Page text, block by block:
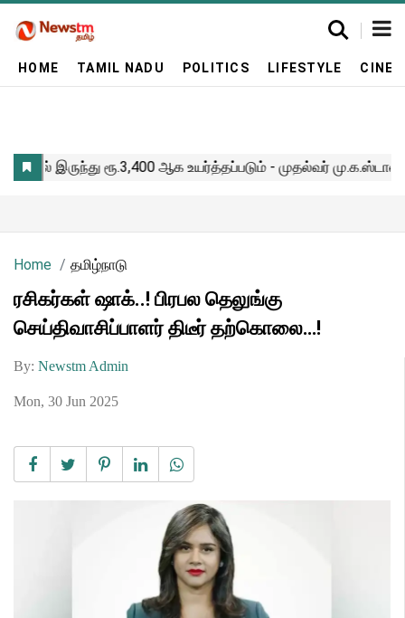
HOME TAMIL NADU POLITICS LIFESTYLE
Home தமிழ்நாடு
ரசிகர்கள் ஷாக்..! பிரபல தெலுங்கு
செய்திவாசிப்பாளர் திடீர் தற்கொலை…!
By: Newstm Admin
Mon, 30 Jun 2025